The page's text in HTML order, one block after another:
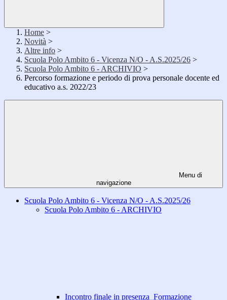
Home >
Novità >
Altre info >
Scuola Polo Ambito 6 - Vicenza N/O - A.S.2025/26 >
Scuola Polo Ambito 6 - ARCHIVIO >
Percorso formazione e periodo di prova personale docente ed
educativo a.s. 2022/23
Menu di
navigazione
Scuola Polo Ambito 6 - Vicenza N/O - A.S.2025/26
Scuola Polo Ambito 6 - ARCHIVIO
Incontro finale in presenza_Formazione